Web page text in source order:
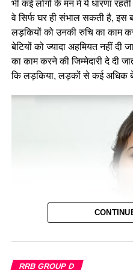
भी कई लोगों के मन मे ये धारणा
वे सिर्फ घर ही संभाल सकती है, इस
लड़कियों को उनकी रुचि का काम
बेटियों को ज्यादा अहमियत नहीं
का काम करने की जिम्मेदारी दे दी
कि लड़किया, लड़कों से कई अधिक
बहुत सी महिलायें ऐसी है जो लोगों
RRB GROUP D